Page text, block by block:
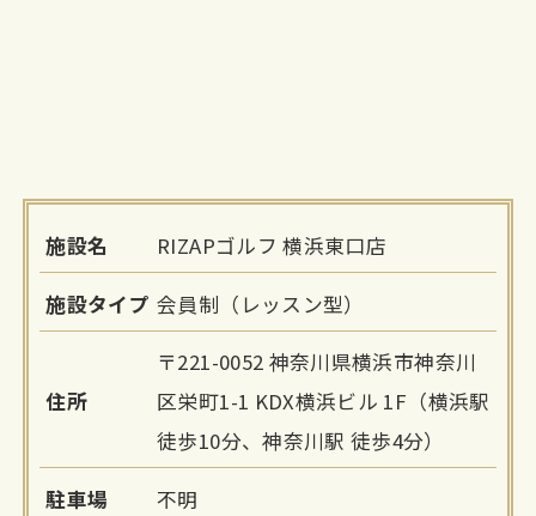
施設名 RIZAPゴルフ 横浜東口店
施設タイプ 会員制（レッスン型）
住所
〒221-0052 神奈川県横浜市神奈川
区栄町1-1 KDX横浜ビル 1F（横浜駅
徒歩10分、神奈川駅 徒歩4分）
駐車場 不明